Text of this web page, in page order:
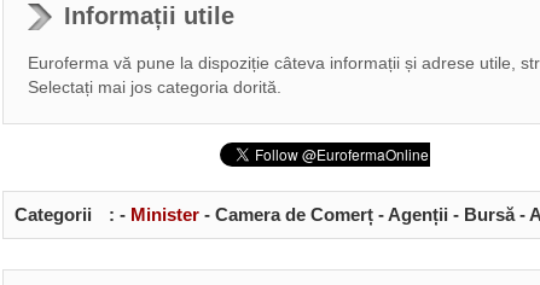
Informații utile
Euroferma vă pune la dispoziție câteva informații și adrese utile,
Selectați mai jos categoria dorită.
Categorii : - Minister - Camera de Comerț -Agenții - Bursă -